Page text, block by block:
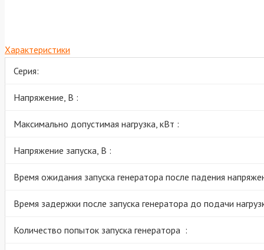
Характеристики
Серия:
Напряжение, В :
Максимально допустимая нагрузка, кВт :
Напряжение запуска, В :
Время ожидания запуска генератора после падения
Время задержки после запуска генератора до подачи
Количество попыток запуска генератора :